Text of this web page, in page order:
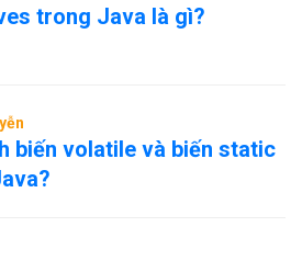
trong Java là gì?
biến volatile và biến static